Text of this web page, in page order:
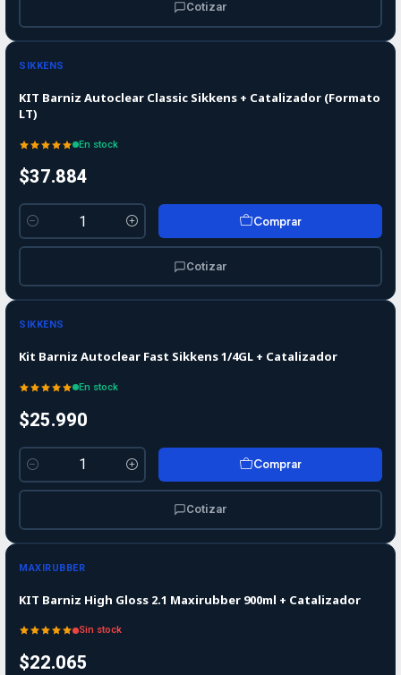
Cotizar
SIKKENS
KIT Barniz Autoclear Classic Sikkens + Catalizador (Formato
LT)
En stock
$37.884
Cantidad
Comprar
Cotizar
SIKKENS
Kit Barniz Autoclear Fast Sikkens 1/4GL + Catalizador
En stock
$25.990
Cantidad
Comprar
Cotizar
Agotado
MAXIRUBBER
KIT Barniz High Gloss 2.1 Maxirubber 900ml + Catalizador
Sin stock
$22.065